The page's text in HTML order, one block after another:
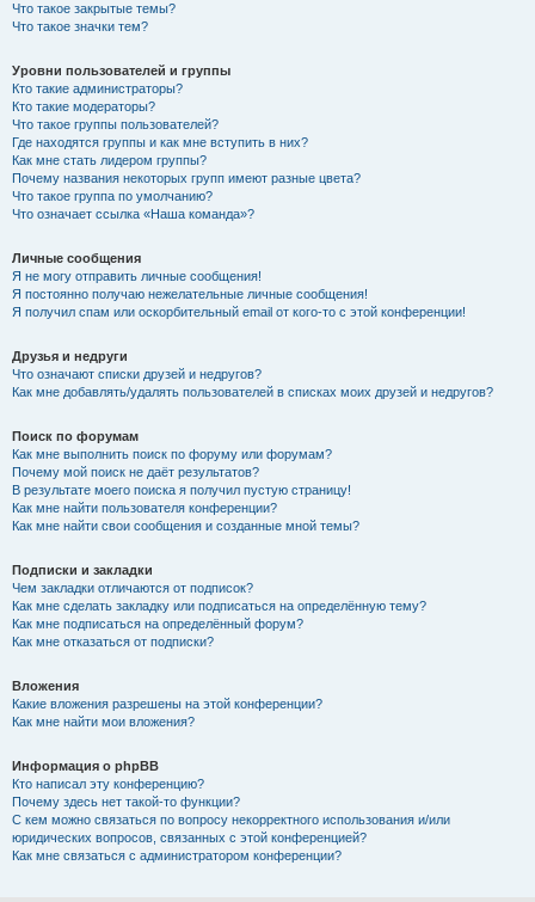
Что такое закрытые темы?
Что такое значки тем?
Уровни пользователей и группы
Кто такие администраторы?
Кто такие модераторы?
Что такое группы пользователей?
Где находятся группы и как мне вступить в них?
Как мне стать лидером группы?
Почему названия некоторых групп имеют разные цвета?
Что такое группа по умолчанию?
Что означает ссылка «Наша команда»?
Личные сообщения
Я не могу отправить личные сообщения!
Я постоянно получаю нежелательные личные сообщения!
Я получил спам или оскорбительный email от кого-то с этой конференции!
Друзья и недруги
Что означают списки друзей и недругов?
Как мне добавлять/удалять пользователей в списках моих друзей и недругов?
Поиск по форумам
Как мне выполнить поиск по форуму или форумам?
Почему мой поиск не даёт результатов?
В результате моего поиска я получил пустую страницу!
Как мне найти пользователя конференции?
Как мне найти свои сообщения и созданные мной темы?
Подписки и закладки
Чем закладки отличаются от подписок?
Как мне сделать закладку или подписаться на определённую тему?
Как мне подписаться на определённый форум?
Как мне отказаться от подписки?
Вложения
Какие вложения разрешены на этой конференции?
Как мне найти мои вложения?
Информация о phpBB
Кто написал эту конференцию?
Почему здесь нет такой-то функции?
С кем можно связаться по вопросу некорректного использования и/или
юридических вопросов, связанных с этой конференцией?
Как мне связаться с администратором конференции?